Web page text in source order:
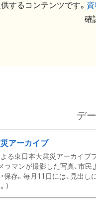
するコンテンツです。
確
デ
アーカイブ
る東日本大震災アーカイブ
ラマンが撮影した写真、市
保存。毎月11日には、見出
）